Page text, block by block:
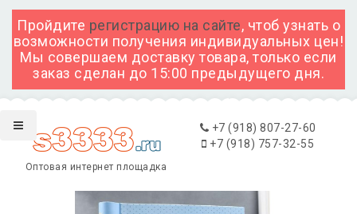
Пройдите регистрацию на сайте, чтоб узнать о
возможности получения индивидуальных цен!
Мы совершаем доставку товара, только если
заказ сделан до 15:00 предыдущего дня.
Оптовая интернет площадка
+7 (918) 807-27-60
+7 (918) 757-32-55